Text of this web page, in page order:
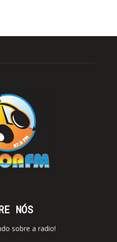
NÓS
sobre a radio!